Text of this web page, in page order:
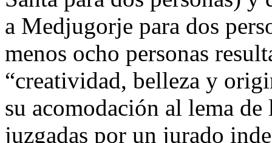
a Medjugorje para dos
menos ocho personas
“creatividad, belleza y
su acomodación al lema
juzgadas por un jurado